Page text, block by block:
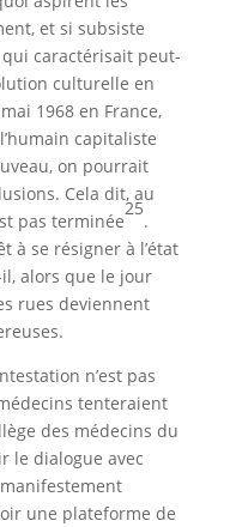
et si subsiste
caractérisait peut-
culturelle en
1968 en France,
capitaliste
on pourrait
Cela dit, au
pas terminée
25
.
à se résigner à l’état
alors que le jour
rues deviennent
n’est pas
tenteraient
des médecins du
le dialogue avec
une plateforme de